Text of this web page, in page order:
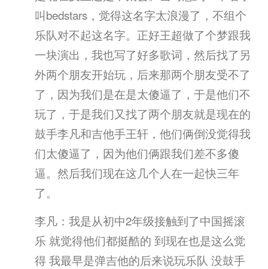
叫bedstars，觉得这名字太浪漫了，不组个
乐队对不起这名字。正好王超做了个梦跟我
一块演出，我也写了好多歌词，然后找了另
外两个朋友开始玩，后来那两个朋友受不了
了，因为我们是在是太傻逼了，于是他们不
玩了，于是我们又找了两个朋友就是现在的
鼓手李凡和吉他手王轩，他们俩倒没觉得我
们太傻逼了，因为他们俩跟我们差不多傻
逼。然后我们现在这几个人在一起快三年
了。
李凡：我是从初中2年级接触到了中国摇滚
乐 就觉得他们都挺酷的 到现在也是这么觉
得 我最早是弹吉他的后来说玩乐队 没鼓手